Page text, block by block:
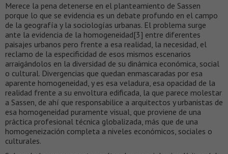
Merece la pena detenerse en el planteamiento de Sassen
porque lo que se evidencia es un debate profundo en el campo
de la geografía y la sociologías urbanas. El problema surge
ante la evidencia de la homogeneidad[3] entre diferentes
paisajes urbanos pero frente a esa realidad, la necesidad, el
reclamo de la especificidad de esos mismos escenarios
arraigándolos en la diversidad de su dinámica económica, social
o cultural. Divergencias que quedan enmascaradas por esa
aparente homogeneidad, y es esa veladura, esa opacidad de la
realidad frente a su envoltura edificada, la que parece molestar
a Sassen, de ahí que responsabilice a arquitectos y urbanistas de
esa homogeneidad puramente visual, que proviene de una
práctica profesional técnica globalizada, más que de una
homogeneización completa a niveles económicos, sociales o
culturales.